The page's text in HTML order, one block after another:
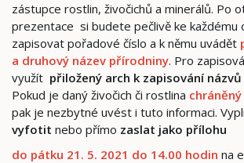
zástupce rostlin, živočichů a minerálů. Po
prezentace si budete pečlivě ke každému
zapisovat pořadové číslo a k němu uvádět
a druhový název přírodniny. Pro
využít přiložený arch k zapisování názvů
Pokud je daný živočich či rostlina chráněný
pak je nezbytné uvést i tuto informaci.
vyfotit nebo přímo zaslat jako přílohu
do pátku 21. 5. 2021 do 14.00 hodin na